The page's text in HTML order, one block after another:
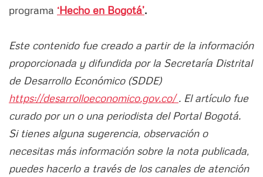
programa ‘Hecho en Bogotá’.
Este contenido fue creado a partir de la información
proporcionada y difundida por la Secretaría Distrital
de Desarrollo Económico (SDDE)
https://desarrolloeconomico.gov.co/. El artículo fue
curado por un o una periodista del Portal Bogotá.
Si tienes alguna sugerencia, observación o
necesitas más información sobre la nota publicada,
puedes hacerlo a través de los canales de atención